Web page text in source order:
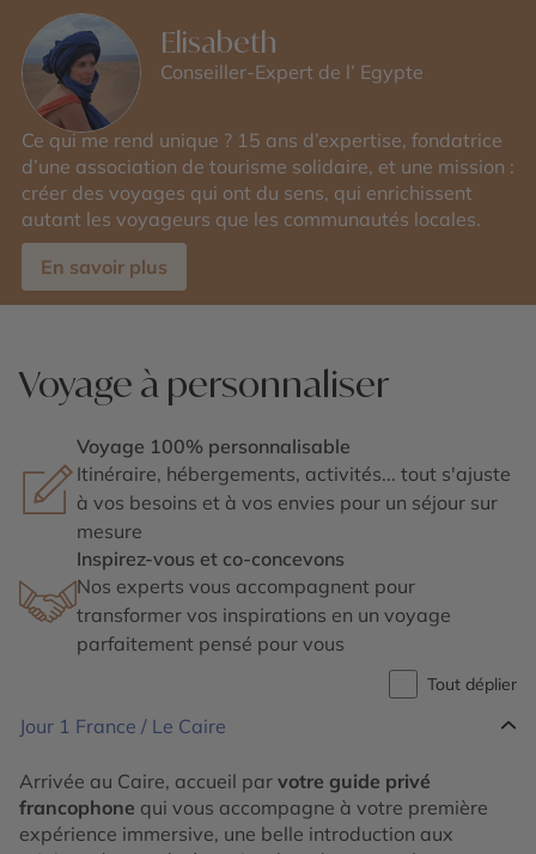
Elisabeth
Conseiller-Expert de l’ Egypte
Ce qui me rend unique ? 15 ans d’expertise, fondatrice
d’une association de tourisme solidaire, et une mission :
créer des voyages qui ont du sens, qui enrichissent
autant les voyageurs que les communautés locales.
En savoir plus
Voyage à personnaliser
Voyage 100% personnalisable
Itinéraire, hébergements, activités... tout s'ajuste
à vos besoins et à vos envies pour un séjour sur
mesure
Inspirez-vous et co-concevons
Nos experts vous accompagnent pour
transformer vos inspirations en un voyage
parfaitement pensé pour vous
Tout déplier
Jour 1 France / Le Caire
Arrivée au Caire, accueil par votre guide privé
francophone qui vous accompagne à votre première
expérience immersive, une belle introduction aux